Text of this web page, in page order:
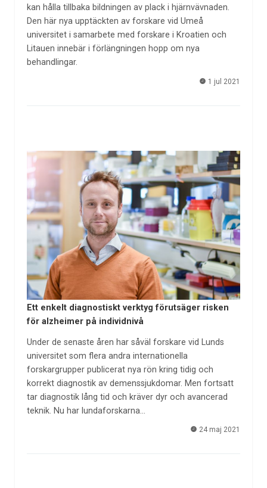
kan hålla tillbaka bildningen av plack i hjärnvävnaden.
Den här nya upptäckten av forskare vid Umeå
universitet i samarbete med forskare i Kroatien och
Litauen innebär i förlängningen hopp om nya
behandlingar.
1 jul 2021
Ett enkelt diagnostiskt verktyg förutsäger risken
för alzheimer på individnivå
Under de senaste åren har såväl forskare vid Lunds
universitet som flera andra internationella
forskargrupper publicerat nya rön kring tidig och
korrekt diagnostik av demenssjukdomar. Men fortsatt
tar diagnostik lång tid och kräver dyr och avancerad
teknik. Nu har lundaforskarna…
24 maj 2021